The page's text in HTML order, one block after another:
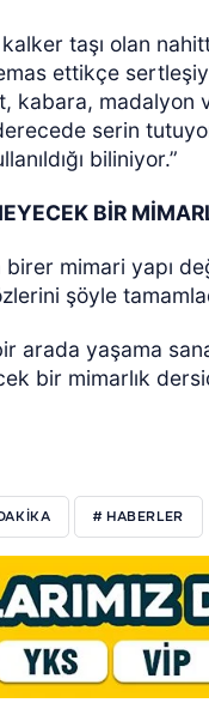
taşı olan
ettikçe
kabara, madalyon
serin tutuyor,
biliniyor.”
BİR
birer mimari yapı
şöyle
arada yaşama
bir mimarlık
# HABERLER